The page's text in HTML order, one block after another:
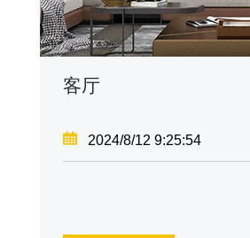
客厅
2024/8/12 9:25:54